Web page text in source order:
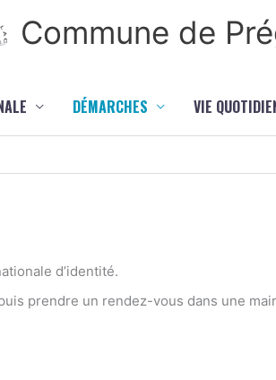
Commune de
DÉMARCHES VIE
d’identité.
prendre un rendez-vous dans une